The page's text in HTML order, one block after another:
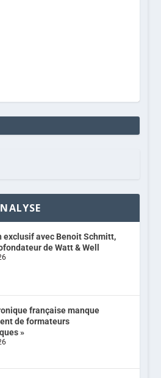
exclusif avec Benoit Schmitt,
de Watt & Well
française manque
de formateurs
»